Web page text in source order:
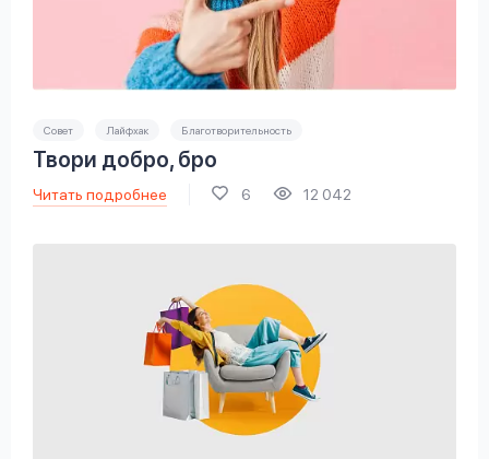
Совет Лайфхак Благотворительность
Твори добро, бро
Читать подробнее 6 12 042